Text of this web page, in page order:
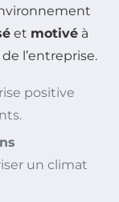
et motivé à
l’entreprise.
positive
un climat